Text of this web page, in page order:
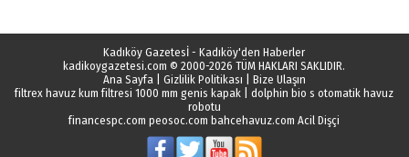
Kadıköy Gazetesİ - Kadıköy'den Haberler
kadikoygazetesi.com © 2000-2026 TÜM HAKLARI SAKLIDIR.
Ana Sayfa| Gizlilik Politikası
Bize Ulaşın
filtrex havuz kum filtresi 1000 mm genis kapak |dolphin bio s otomatik havuz
robotu
financespc.com peosoc.com bahcehavuz.com Acil Dişçi